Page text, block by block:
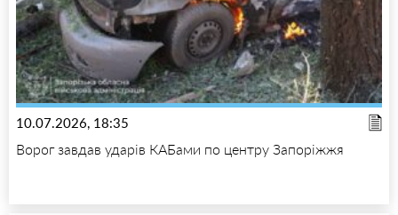
10.07.2026, 18:35
Ворог завдав ударів КАБами по центру Запоріжжя